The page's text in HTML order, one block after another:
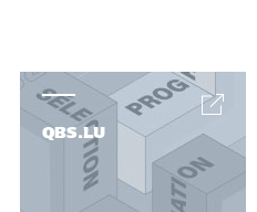
QBS.LU